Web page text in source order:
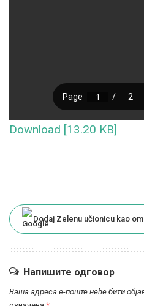
Download [13.20 KB]
Dodaj Zelenu učionicu kao
Напишите одговор
Ваша адреса е-поште неће бити